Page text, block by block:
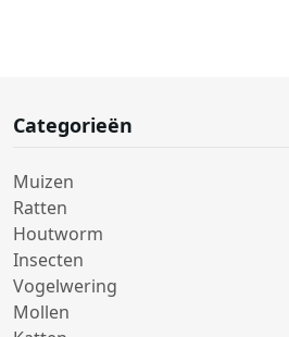
Categorieën
Muizen
Ratten
Houtworm
Insecten
Vogelwering
Mollen